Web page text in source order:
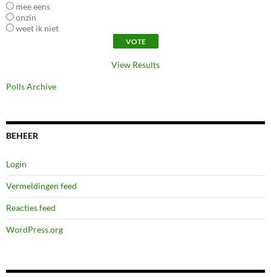
mee eens
onzin
weet ik niet
View Results
Polls Archive
BEHEER
Login
Vermeldingen feed
Reacties feed
WordPress.org